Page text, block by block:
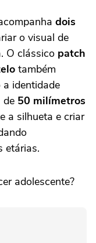
dois
o visual de
O clássico patch
também
a identidade
de 50 milímetros
a silhueta e criar
etárias.
adolescente?